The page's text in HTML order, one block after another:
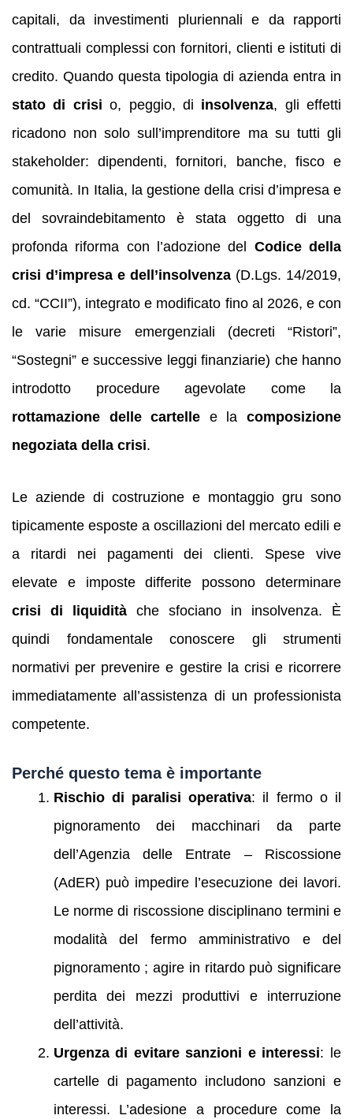
capitali, da investimenti pluriennali e da rapporti
contrattuali complessi con fornitori, clienti e istituti di
credito. Quando questa tipologia di azienda entra in
stato di crisi o, peggio, di insolvenza, gli effetti
ricadono non solo sull’imprenditore ma su tutti gli
stakeholder: dipendenti, fornitori, banche, fisco e
comunità. In Italia, la gestione della crisi d’impresa e
del sovraindebitamento è stata oggetto di una
profonda riforma con l’adozione del Codice della
crisi d’impresa e dell’insolvenza (D.Lgs. 14/2019,
cd. “CCII”), integrato e modificato fino al 2026, e con
le varie misure emergenziali (decreti “Ristori”,
“Sostegni” e successive leggi finanziarie) che hanno
introdotto procedure agevolate come la
rottamazione delle cartelle e lacomposizione
negoziata della crisi.
Le aziende di costruzione e montaggio gru sono
tipicamente esposte a oscillazioni del mercato edili e
a ritardi nei pagamenti dei clienti. Spese vive
elevate e imposte differite possono determinare
crisi di liquidità che sfociano in insolvenza. È
quindi fondamentale conoscere gli strumenti
normativi per prevenire e gestire la crisi e ricorrere
immediatamente all’assistenza di un professionista
competente.
Perché questo tema è importante
Rischio di paralisi operativa: il fermo o il
pignoramento dei macchinari da parte
dell’Agenzia delle Entrate – Riscossione
(AdER) può impedire l’esecuzione dei lavori.
Le norme di riscossione disciplinano termini e
modalità del fermo amministrativo e del
pignoramento ; agire in ritardo può significare
perdita dei mezzi produttivi e interruzione
dell’attività.
Urgenza di evitare sanzioni e interessi: le
cartelle di pagamento includono sanzioni e
interessi. L’adesione a procedure come la